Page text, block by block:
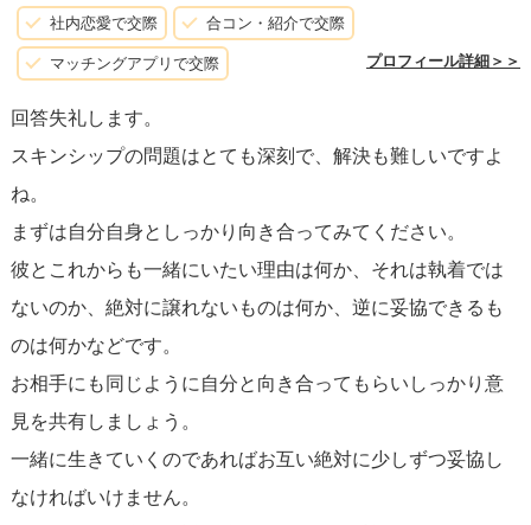
に対して、より深くて具体的な解決策を見つけ出さなけれ
ばなりません。これには、
専門家のカウンセリングを受け
ることも一つの方法です。しかし、その前に彼が真剣にこ
の関係を続けたいと思っているか、あなたが彼との関係に
未来を感じることができるかを、冷静に考えることが重要
です。
一方で、新しい出会いに前向きになるためには、まずは自
分自身を見つめ直すことが大切です。自己理解を深め、自
分自身の価値を認識し、自信を持つこと。そして、新しい
出会いに対してオープンになるためには、過去の関係から
学んだことを肯定的に受け入れ、新しい未来に希望を持つ
ことです。
社内恋愛で交際 合コン・紹介で交際
マッチングアプリで交際 プロフィール詳細＞＞
回答失礼します。
スキンシップの問題はとても深刻で、解決も難しいですよ
ね。
まずは自分自身としっかり向き合ってみてください。
彼とこれからも一緒にいたい理由は何か、それは執着では
ないのか、絶対に譲れないものは何か、逆に妥協できるも
のは何かなどです。
お相手にも同じように自分と向き合ってもらいしっかり意
見を共有しましょう。
一緒に生きていくのであればお互い絶対に少しずつ妥協し
なければいけません。